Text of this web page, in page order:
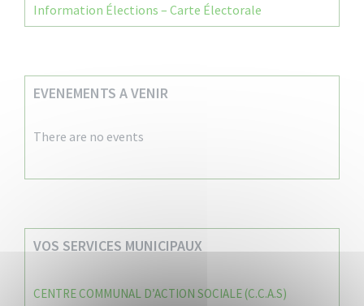
Information Élections – Carte Électorale
EVENEMENTS A VENIR
There are no events
VOS SERVICES MUNICIPAUX
CENTRE COMMUNAL D’ACTION SOCIALE (C.C.A.S)